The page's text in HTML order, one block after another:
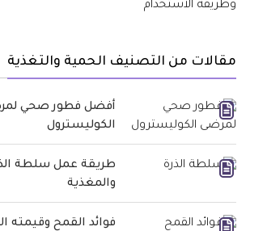
مقالات من التصنيف الحمية والتغذية
أفضل فطور صحي
الكوليسترول
طريقة عمل سلطة
والمغذية
فوائد القمح وقيمته